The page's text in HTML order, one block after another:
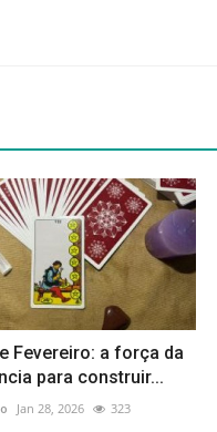
Fevereiro: a força da
para construir...
Jan 28, 2026 323
tem